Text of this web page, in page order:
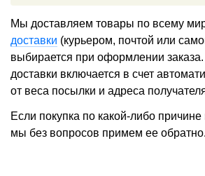
Мы доставляем товары по всему
доставки (курьером, почтой или
выбирается при оформлении
доставки включается в счет
от веса посылки и адреса
Если покупка по какой-либо
мы без вопросов примем ее обратно.